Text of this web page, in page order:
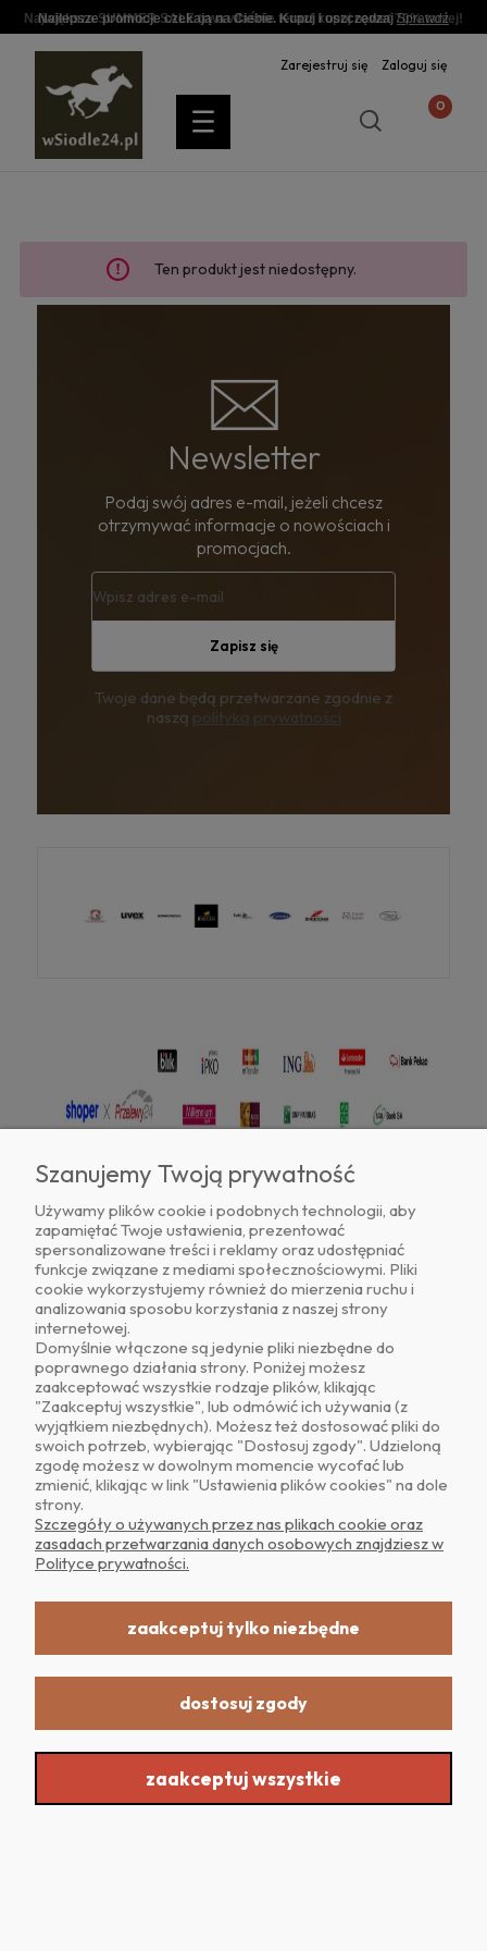
Największa SUMMER SALE trwa właśnie teraz! kupuj nawet 70% taniej!
Najlepsze promocje czekają na Ciebie. Kupuj i oszczędzajSprawdź
Zarejestruj się Zaloguj się
Ten produkt jest niedostępny.
Newsletter
Podaj swój adres e-mail, jeżeli chcesz
otrzymywać informacje o nowościach i
promocjach.
Zapisz się
Twoje dane będą przetwarzane zgodnie z
naszą polityką prywatności
Znajdź nas na
O NAS
OBSŁUGA KLIENTA
POMOC
MOJE KONTO
Realizacja: Dpl Agency -Szablony Shoper
Sklep internetowy Shoper.pl
Szanujemy Twoją prywatność
Używamy plików cookie i podobnych technologii, aby
zapamiętać Twoje ustawienia, prezentować
spersonalizowane treści i reklamy oraz udostępniać
funkcje związane z mediami społecznościowymi. Pliki
cookie wykorzystujemy również do mierzenia ruchu i
analizowania sposobu korzystania z naszej strony
internetowej.
Domyślnie włączone są jedynie pliki niezbędne do
poprawnego działania strony. Poniżej możesz
zaakceptować wszystkie rodzaje plików, klikając
"Zaakceptuj wszystkie", lub odmówić ich używania (z
wyjątkiem niezbędnych). Możesz też dostosować pliki do
swoich potrzeb, wybierając "Dostosuj zgody". Udzieloną
zgodę możesz w dowolnym momencie wycofać lub
zmienić, klikając w link "Ustawienia plików cookies" na dole
strony.
Szczegóły o używanych przez nas plikach cookie oraz
zasadach przetwarzania danych osobowych znajdziesz w
Polityce prywatności.
zaakceptuj tylko niezbędne
dostosuj zgody
zaakceptuj wszystkie